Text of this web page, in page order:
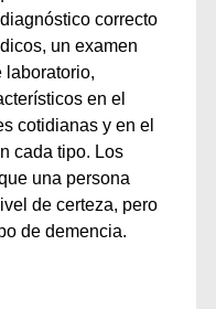
correcto
un examen
laboratorio,
en el
cotidianas y en el
cada tipo. Los
una persona
de certeza, pero
de demencia.